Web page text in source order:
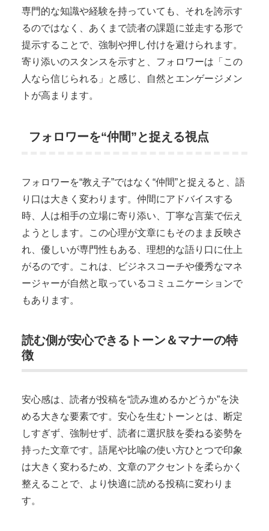
専門的な知識や経験を持っていても、それを誇示す
るのではなく、あくまで読者の課題に並走する形で
提示することで、強制や押し付けを避けられます。
寄り添いのスタンスを示すと、フォロワーは「この
人なら信じられる」と感じ、自然とエンゲージメン
トが高まります。
フォロワーを“仲間”と捉える視点
フォロワーを“教え子”ではなく“仲間”と捉えると、語
り口は大きく変わります。仲間にアドバイスする
時、人は相手の立場に寄り添い、丁寧な言葉で伝え
ようとします。この心理が文章にもそのまま反映さ
れ、優しいが専門性もある、理想的な語り口に仕上
がるのです。これは、ビジネスコーチや優秀なマネ
ージャーが自然と取っているコミュニケーションで
もあります。
読む側が安心できるトーン＆マナーの特
徴
安心感は、読者が投稿を“読み進めるかどうか”を決
める大きな要素です。安心を生むトーンとは、断定
しすぎず、強制せず、読者に選択肢を委ねる姿勢を
持った文章です。語尾や比喩の使い方ひとつで印象
は大きく変わるため、文章のアクセントを柔らかく
整えることで、より快適に読める投稿に変わりま
す。